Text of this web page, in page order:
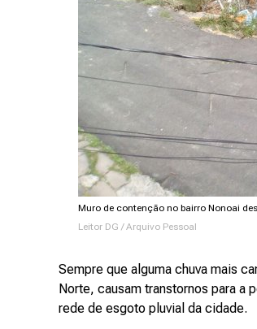
Muro de contenção no bairro Nonoai
Leitor DG / Arquivo Pessoal
Sempre que alguma chuva mais
Norte, causam transtornos para a
rede de esgoto pluvial da cidade.